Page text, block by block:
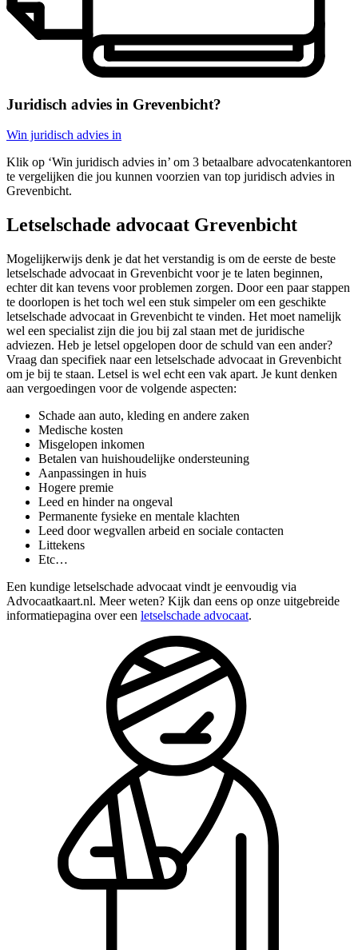
Juridisch advies in Grevenbicht?
Win juridisch advies in
Klik op ‘Win juridisch advies in’ om 3 betaalbare advocatenkantoren
te vergelijken die jou kunnen voorzien van top juridisch advies in
Grevenbicht.
Letselschade advocaat Grevenbicht
Mogelijkerwijs denk je dat het verstandig is om de eerste de beste
letselschade advocaat in Grevenbicht voor je te laten beginnen,
echter dit kan tevens voor problemen zorgen. Door een paar stappen
te doorlopen is het toch wel een stuk simpeler om een geschikte
letselschade advocaat in Grevenbicht te vinden. Het moet namelijk
wel een specialist zijn die jou bij zal staan met de juridische
adviezen. Heb je letsel opgelopen door de schuld van een ander?
Vraag dan specifiek naar een letselschade advocaat in Grevenbicht
om je bij te staan. Letsel is wel echt een vak apart. Je kunt denken
aan vergoedingen voor de volgende aspecten:
Schade aan auto, kleding en andere zaken
Medische kosten
Misgelopen inkomen
Betalen van huishoudelijke ondersteuning
Aanpassingen in huis
Hogere premie
Leed en hinder na ongeval
Permanente fysieke en mentale klachten
Leed door wegvallen arbeid en sociale contacten
Littekens
Etc…
Een kundige letselschade advocaat vindt je eenvoudig via
Advocaatkaart.nl. Meer weten? Kijk dan eens op onze uitgebreide
informatiepagina over een letselschade advocaat.